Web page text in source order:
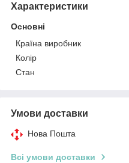
Характеристики
Основні
Країна виробник
Колір
Стан
Умови доставки
Нова Пошта
Всі умови доставки